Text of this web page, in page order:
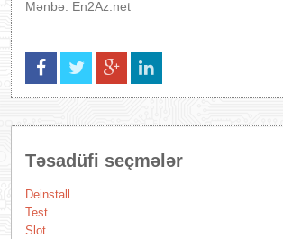
Mənbə: En2Az.net
Təsadüfi seçmələr
Deinstall
Test
Slot